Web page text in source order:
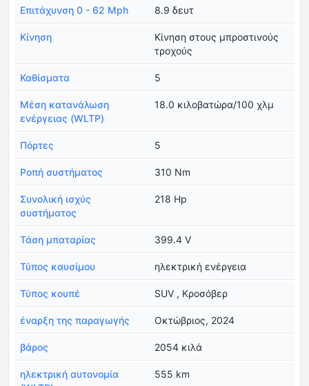
Επιτάχυνση 0 - 62 Mph 8.9 δευτ
Κίνηση
Κίνηση στους μπροστινούς
τροχούς
Καθίσματα 5
Μέση κατανάλωση
ενέργειας (WLTP)
18.0 κιλοβατώρα/100 χλμ
Πόρτες 5
Ροπή συστήματος 310 Nm
Συνολική ισχύς
συστήματος
218 Hp
Τάση μπαταρίας 399.4 V
Τύπος καυσίμου ηλεκτρική ενέργεια
Τύπος κουπέ SUV , Κροσόβερ
έναρξη της παραγωγής Οκτώβριος, 2024
βάρος 2054 κιλά
ηλεκτρική αυτονομία
555 km